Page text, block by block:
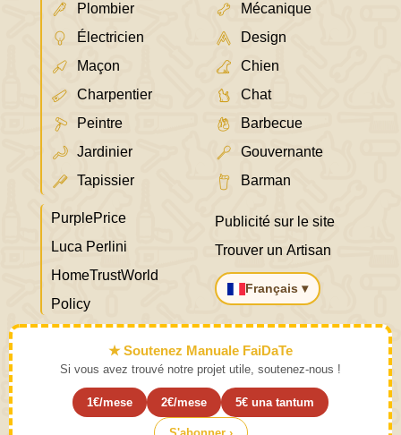
Plombier
Électricien
Maçon
Charpentier
Peintre
Jardinier
Tapissier
Mécanique
Design
Chien
Chat
Barbecue
Gouvernante
Barman
PurplePrice
Luca Perlini
HomeTrustWorld
Policy
Publicité sur le site
Trouver un Artisan
Français ▾
★ Soutenez Manuale FaiDaTe
Si vous avez trouvé notre projet utile, soutenez-nous !
1€/mese 2€/mese 5€ una tantum